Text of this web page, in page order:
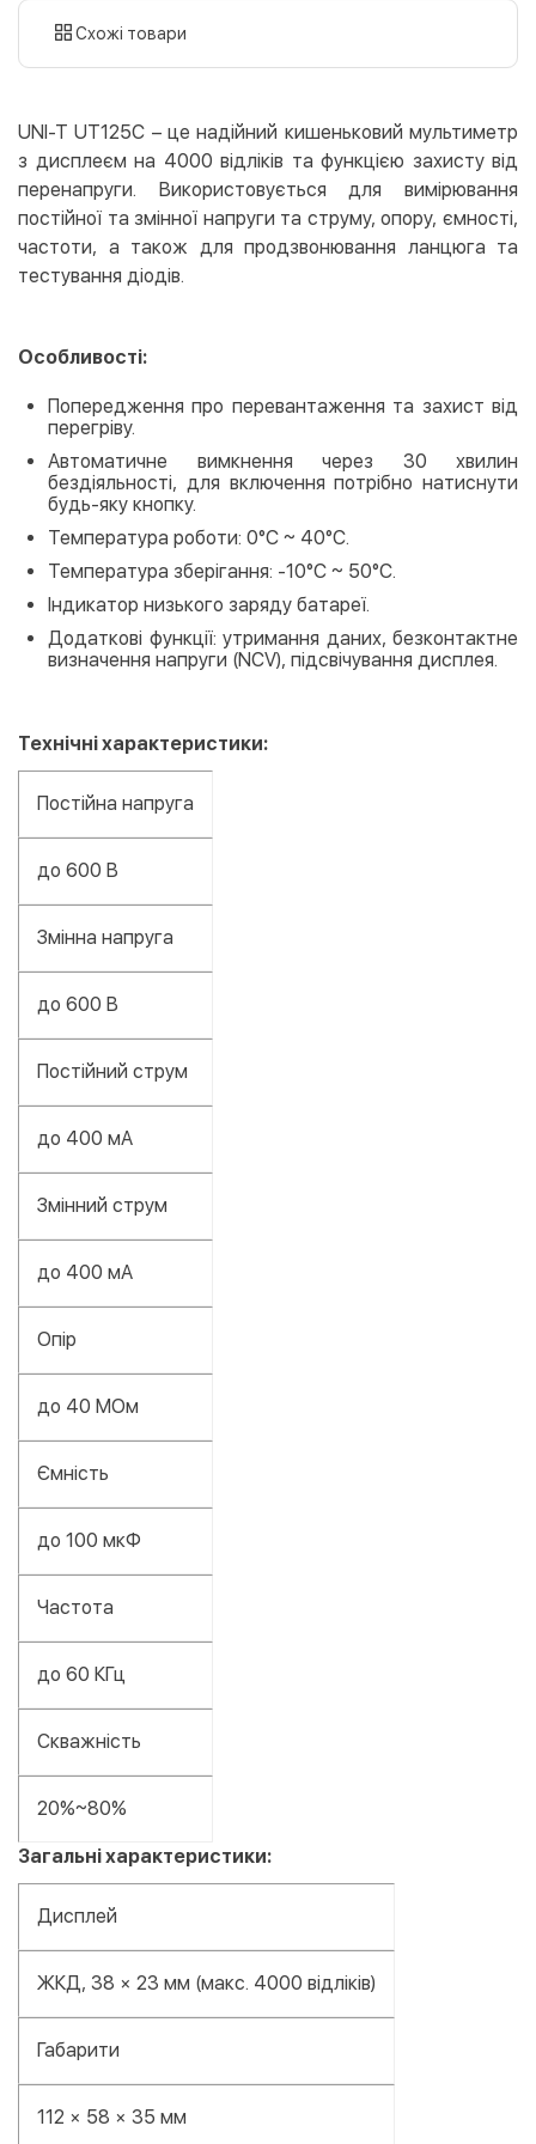
картою
Google Pay
Безготівковий розрахунок
Безкоштовно
Миттєва розстрочка (Приватбанк)
Оплата частинами (Приватбанк)
Покупка частинами (Монобанк)
Схожі товари
UNI-T UT125C – це надійний кишеньковий мультиметр
з дисплеєм на 4000 відліків та функцією захисту від
перенапруги. Використовується для вимірювання
постійної та змінної напруги та струму, опору, ємності,
частоти, а також для продзвонювання ланцюга та
тестування діодів.
Особливості:
Попередження про перевантаження та захист від
перегріву.
Автоматичне вимкнення через 30 хвилин
бездіяльності, для включення потрібно натиснути
будь-яку кнопку.
Температура роботи: 0°C ~ 40°C.
Температура зберігання: -10°C ~ 50°C.
Індикатор низького заряду батареї.
Додаткові функції: утримання даних, безконтактне
визначення напруги (NCV), підсвічування дисплея.
Технічні характеристики:
Постійна напруга
до 600 В
Змінна напруга
до 600 В
Постійний струм
до 400 мА
Змінний струм
до 400 мА
Опір
до 40 МОм
Ємність
до 100 мкФ
Частота
до 60 КГц
Скважність
20%~80%
Загальні характеристики:
Дисплей
ЖКД, 38 × 23 мм (макс. 4000 відліків)
Габарити
112 × 58 × 35 мм